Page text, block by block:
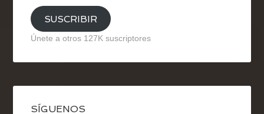
SUSCRIBIR
Únete a otros 127K suscriptores
SÍGUENOS